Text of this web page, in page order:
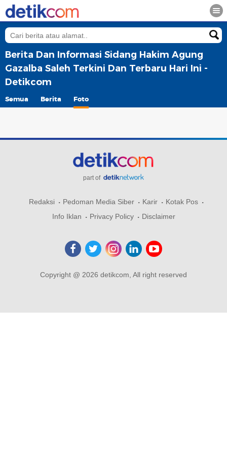
Berita Dan Informasi Sidang Hakim Agung
Gazalba Saleh Terkini Dan Terbaru Hari Ini -
Detikcom
Semua Berita Foto
part of
Redaksi Pedoman Media Siber Karir
Kotak Pos
Info Iklan
Privacy Policy Disclaimer
Copyright @ 2026 detikcom, All right reserved